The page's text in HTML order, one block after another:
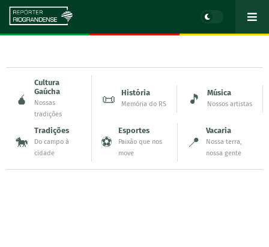
🧉
Cultura
Gaúcha
Nossas
tradições
📜 História
Memória do RS 🎵 Música
Nossos artistas
🐎
Tradições
Do campo à
cidade
⚽
Esportes
Paixão que nos
move
📍
Vacaria
Nossa terra,
nossa gente